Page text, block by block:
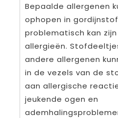
Bepaalde allergenen
ophopen in
problematisch kan
allergieën.
andere allergenen
in de vezels van de
aan allergische
jeukende ogen en